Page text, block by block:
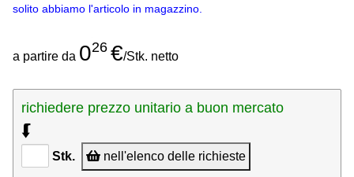
solito abbiamo l'articolo in magazzino.
a partire da 026 €/Stk. netto
richiedere prezzo unitario a buon mercato
⮮
Stk. nell'elenco delle richieste